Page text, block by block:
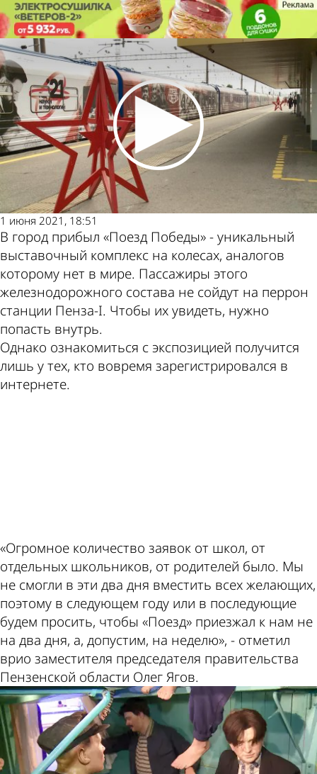
В Пензу прибыл выставочный
комплекс «Поезд Победы»
Культура
1 июня 2021, 18:51
В город прибыл «Поезд Победы» - уникальный
выставочный комплекс на колесах, аналогов
которому нет в мире. Пассажиры этого
железнодорожного состава не сойдут на перрон
станции Пенза-I. Чтобы их увидеть, нужно
попасть внутрь.
Однако ознакомиться с экспозицией получится
лишь у тех, кто вовремя зарегистрировался в
интернете.
«Огромное количество заявок от школ, от
отдельных школьников, от родителей было. Мы
не смогли в эти два дня вместить всех желающих,
поэтому в следующем году или в последующие
будем просить, чтобы «Поезд» приезжал к нам не
на два дня, а, допустим, на неделю», - отметил
врио заместителя председателя правительства
Пензенской области Олег Ягов.
В Пензу прибыл выставочный
комплекс «Поезд Победы»
Культура
Другие
новости
по теме
Погода и
курсы
валют в
Пензе